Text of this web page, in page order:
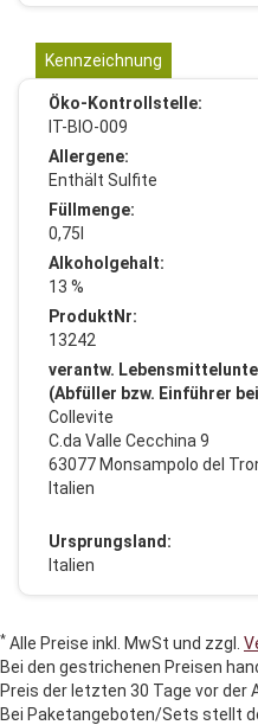
Kennzeichnung
Öko-Kontrollstelle:
IT-BIO-009
Allergene:
Enthält Sulfite
Füllmenge:
0,75l
Alkoholgehalt:
13 %
ProduktNr:
13242
verantw.
(Abfüller bzw. Einführer
Collevite
C.da Valle Cecchina 9
63077 Monsampolo del
Italien
Ursprungsland:
Italien
* Alle Preise inkl. MwSt und zzgl.
Bei den gestrichenen Preisen
Preis der letzten 30 Tage vor der
Bei Paketangeboten/Sets stellt